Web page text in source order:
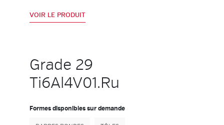
VOIR LE PRODUIT
Grade 29
Ti6Al4V01.Ru
Formes disponibles sur demande